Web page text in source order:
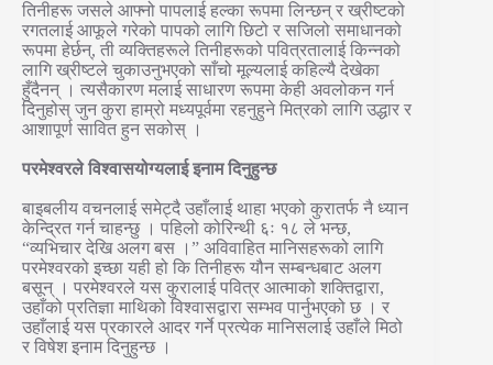
तिनीहरू जसले आफ्नो पापलाई हल्का रूपमा लिन्छन् र ख्रीष्टको
रगतलाई आफूले गरेको पापको लागि छिटो र सजिलो समाधानको
रूपमा हेर्छन्, ती व्यक्तिहरूले तिनीहरूको पवित्रतालाई किन्नको
लागि ख्रीष्टले चुकाउनुभएको साँचो मूल्यलाई कहिल्यै देखेका
हुँदैनन् । त्यसैकारण मलाई साधारण रूपमा केही अवलोकन गर्न
दिनुहोस् जुन कुरा हाम्रो मध्यपूर्वमा रहनुहुने मित्रको लागि उद्धार र
आशापूर्ण सावित हुन सकोस् ।
परमेश्वरले विश्वासयोग्यलाई इनाम दिनुहुन्छ
बाइबलीय वचनलाई समेट्दै उहाँलाई थाहा भएको कुरातर्फ नै ध्यान
केन्द्रित गर्न चाहन्छु । पहिलो कोरिन्थी ६ः १८ ले भन्छ,
“व्यभिचार देखि अलग बस ।” अविवाहित मानिसहरूको लागि
परमेश्वरको इच्छा यही हो कि तिनीहरू यौन सम्बन्धबाट अलग
बसून् । परमेश्वरले यस कुरालाई पवित्र आत्माको शक्तिद्वारा,
उहाँको प्रतिज्ञा माथिको विश्वासद्वारा सम्भव पार्नुभएको छ । र
उहाँलाई यस प्रकारले आदर गर्ने प्रत्येक मानिसलाई उहाँले मिठो
र विषेश इनाम दिनुहुन्छ ।